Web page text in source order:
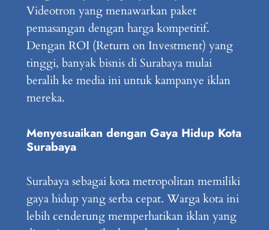
Videotron yang menawarkan paket
pemasangan dengan harga kompetitif.
Dengan ROI (Return on Investment) yang
tinggi, banyak bisnis di Surabaya mulai
beralih ke media ini untuk kampanye iklan
mereka.
Menyesuaikan dengan Gaya Hidup Kota
Surabaya
Surabaya sebagai kota metropolitan memiliki
gaya hidup yang serba cepat. Warga kota ini
lebih cenderung memperhatikan iklan yang